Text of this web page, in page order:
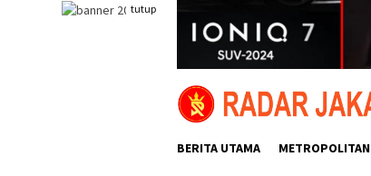
tutup
BERITA UTAMA METROPOLITAN